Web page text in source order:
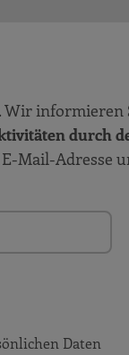
informieren
durch
Mail-Adresse
Daten